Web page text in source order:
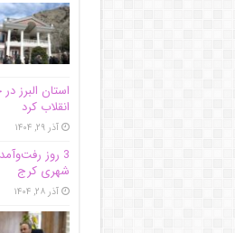
انقلاب کرد
آذر ۲۹, ۱۴۰۴
3 روز
شهری کرج
آذر ۲۸, ۱۴۰۴